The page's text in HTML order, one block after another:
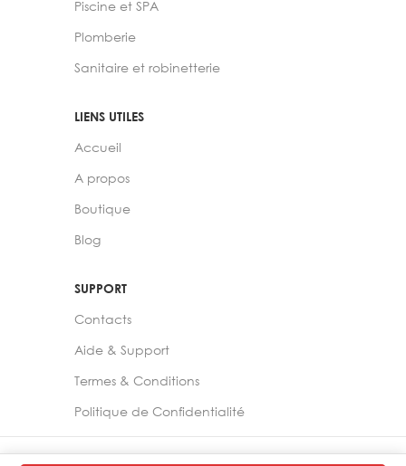
Piscine et SPA
Plomberie
Sanitaire et robinetterie
LIENS UTILES
Accueil
A propos
Boutique
Blog
SUPPORT
Contacts
Aide & Support
Termes & Conditions
Politique de Confidentialité